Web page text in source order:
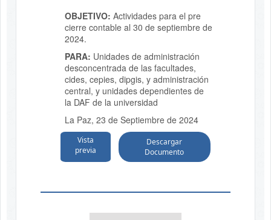
OBJETIVO: Actividades para el pre
cierre contable al 30 de septiembre de
2024.
PARA: Unidades de administración
desconcentrada de las facultades,
cides, cepies, dipgis, y administración
central, y unidades dependientes de
la DAF de la universidad
La Paz, 23 de Septiembre de 2024
Vista
previa
Descargar
Documento